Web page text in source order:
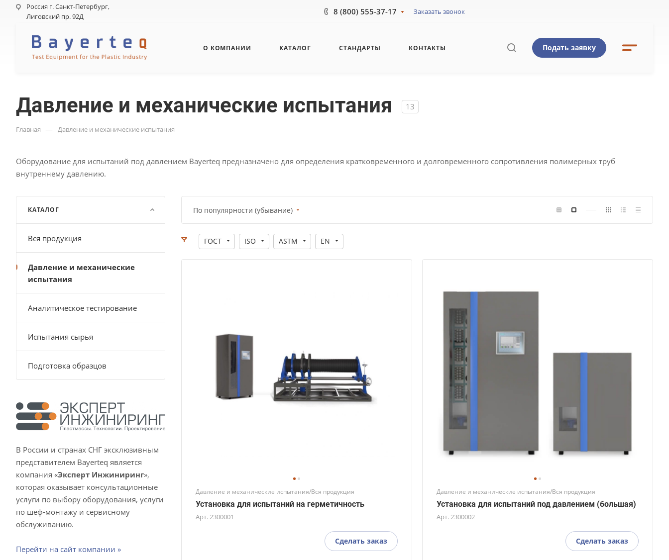
Россия г. Санкт-Петербург,
Лиговский пр. 92Д
8 (800) 555-37-17 Заказать звонок
О КОМПАНИИ КАТАЛОГ СТАНДАРТЫ КОНТАКТЫ Подать заявку
Давление и механические испытания 13
Главная — Давление и механические испытания
Оборудование для испытаний под давлением Bayerteq предназначено для определения кратковременного и долговременного сопротивления полимерных труб
внутреннему давлению.
По популярности (убывание)
ГОСТ ISO ASTM EN
Давление и механические испытания/Вся продукция
Установка для испытаний на герметичность
Арт.2300001
Сделать заказ
Давление и механические испытания/Вся продукция
Установка для испытаний под давлением (большая)
Арт.2300002
Сделать заказ
КАТАЛОГ
Вся продукция
Давление и механические
испытания
Аналитическое тестирование
Испытания сырья
Подготовка образцов
В России и странах СНГ эксклюзивным
представителем Bayerteq является
компания «Эксперт Инжиниринг»,
которая оказывает консультационные
услуги по выбору оборудования, услуги
по шеф-монтажу и сервисному
обслуживанию.
Перейти на сайт компании »